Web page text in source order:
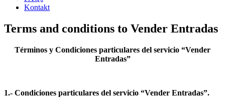
Kontakt
Terms and conditions to Vender Entradas
Términos y Condiciones particulares del servicio “Vender
Entradas”
1.- Condiciones particulares del servicio “Vender Entradas”.